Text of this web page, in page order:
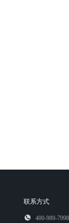
联系方式
400-989-7998